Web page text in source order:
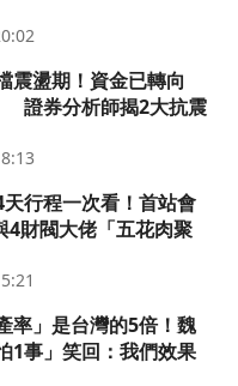
震盪期！資金已轉向
證券分析師揭2大抗震
行程一次看！首站會
4財閥大佬「五花肉聚
率」是台灣的5倍！魏
1事」笑回：我們效果